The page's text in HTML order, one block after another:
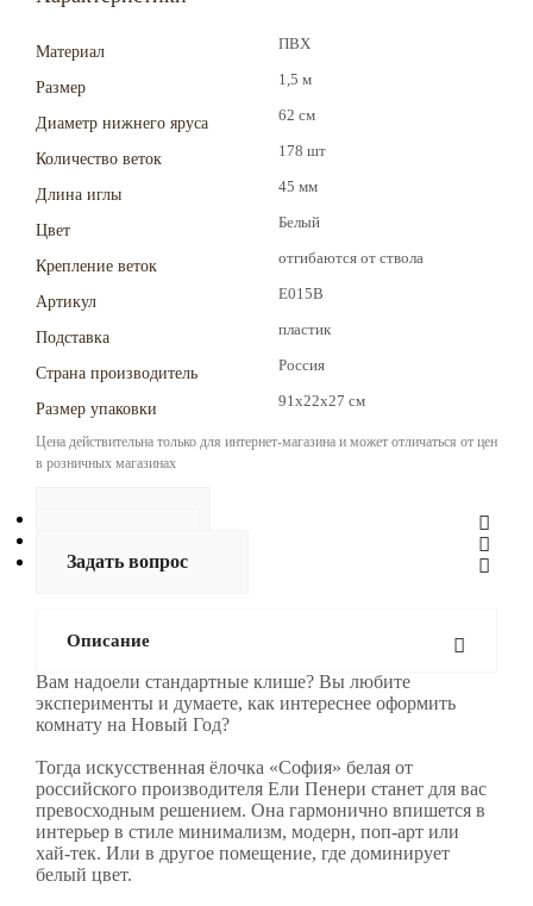
Материал ПВХ
Размер 1,5 м
Диаметр нижнего яруса 62 см
Количество веток 178 шт
Длина иглы 45 мм
Цвет Белый
Крепление веток отгибаются от ствола
Артикул Е015В
Подставка пластик
Страна производитель Россия
Размер упаковки 91х22х27 см
Цена действительна только для интернет-магазина и может отличаться от цен
в розничных магазинах
Задать вопрос
Описание
Вам надоели стандартные клише? Вы любите
эксперименты и думаете, как интереснее оформить
комнату на Новый Год?
Тогда искусственная ёлочка «София» белая от
российского производителя Ели Пенери станет для вас
превосходным решением. Она гармонично впишется в
интерьер в стиле минимализм, модерн, поп-арт или
хай-тек. Или в другое помещение, где доминирует
белый цвет.